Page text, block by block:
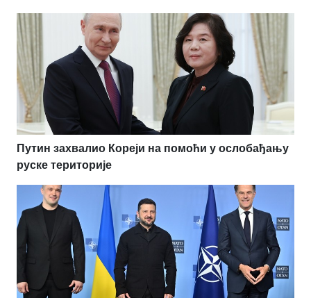
Путин захвалио Кореји на помоћи у ослобађању
руске територије